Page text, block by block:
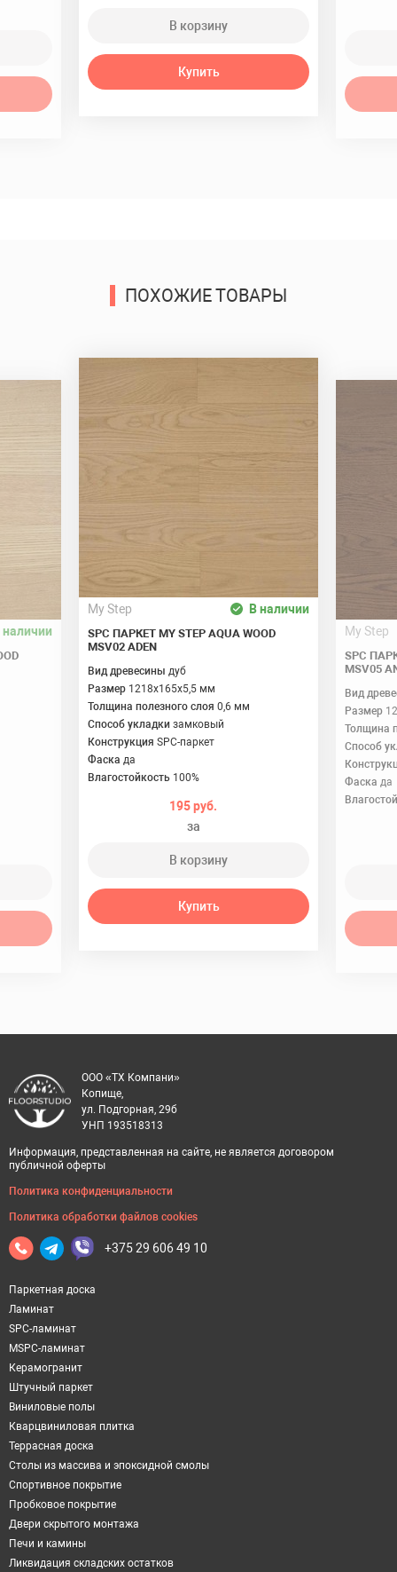
В корзину
Купить
ПОХОЖИЕ ТОВАРЫ
наличии
My Step В наличии
SPC ПАРКЕТ MY STEP AQUA WOOD
MSV02 ADEN
Вид древесины дуб
Размер 1218x165x5,5 мм
Толщина полезного слоя 0,6 мм
Способ укладки замковый
Конструкция SPC-паркет
Фаска да
Влагостойкость 100%
195 руб.
за
В корзину
Купить
My Step
SPC
MSV05
Вид
Размер
Толщина
Способ
Фаска да
ООО «ТХ Компани»
Копище,
ул. Подгорная, 29б
УНП 193518313
Информация, представленная на сайте, не является договором
публичной оферты
Политика конфиденциальности
Политика обработки файлов cookies
+375 29 606 49 10
Паркетная доска
Ламинат
SPC-ламинат
MSPC-ламинат
Керамогранит
Штучный паркет
Виниловые полы
Кварцвиниловая плитка
Террасная доска
Столы из массива и эпоксидной смолы
Спортивное покрытие
Пробковое покрытие
Двери скрытого монтажа
Печи и камины
Ликвидация складских остатков